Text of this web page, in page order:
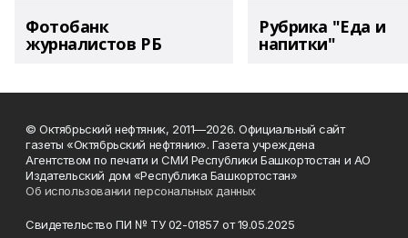
Фотобанк
журналистов РБ
Рубрика "Еда и
напитки"
© Октябрьский нефтяник, 2011—2026. Официальный сайт
газеты «Октябрьский нефтяник». Газета учреждена
Агентством по печати и СМИ Республики Башкортостан и АО
Издательский дом «Республика Башкортостан»
Об использовании персональных данных
Свидетельство ПИ № ТУ 02-01857 от 19.05.2025